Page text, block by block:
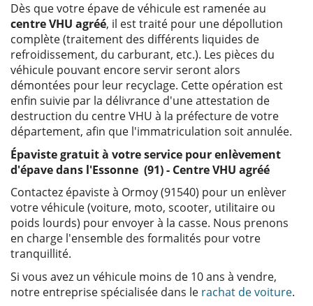
Dès que votre épave de véhicule est ramenée au
centre VHU agréé, il est traité pour une dépollution
complète (traitement des différents liquides de
refroidissement, du carburant, etc.). Les pièces du
véhicule pouvant encore servir seront alors
démontées pour leur recyclage. Cette opération est
enfin suivie par la délivrance d'une attestation de
destruction du centre VHU à la préfecture de votre
département, afin que l'immatriculation soit annulée.
Épaviste gratuit à votre service pour enlèvement
d'épave dans l'Essonne (91) - Centre VHU agréé
Contactez épaviste à Ormoy (91540) pour un enlèver
votre véhicule (voiture, moto, scooter, utilitaire ou
poids lourds) pour envoyer à la casse. Nous prenons
en charge l'ensemble des formalités pour votre
tranquillité.
Si vous avez un véhicule moins de 10 ans à vendre,
notre entreprise spécialisée dans le rachat de voiture.